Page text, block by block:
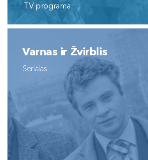
TV programa
Varnas ir Žvirblis
Serialas